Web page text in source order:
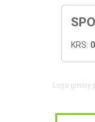
KRS:
Logo gminy